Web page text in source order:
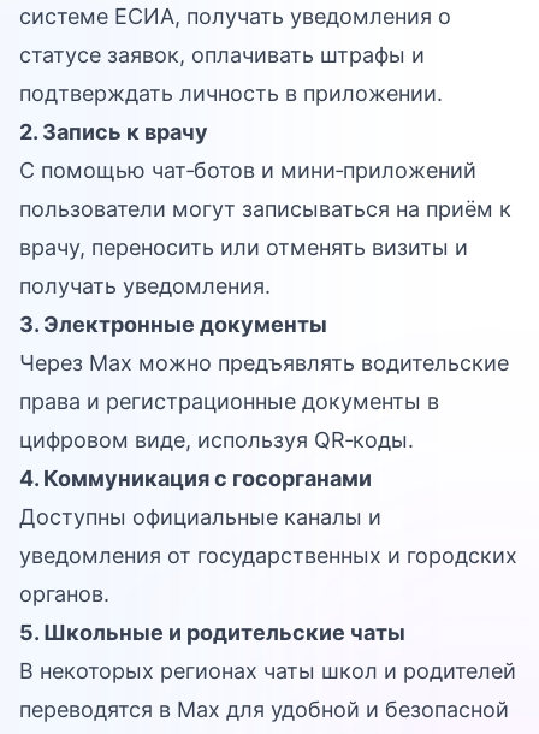
системе ЕСИА, получать уведомления о
статусе заявок, оплачивать штрафы и
подтверждать личность в приложении.
2. Запись к врачу
С помощью чат‑ботов и мини‑приложений
пользователи могут записываться на приём к
врачу, переносить или отменять визиты и
получать уведомления.
3. Электронные документы
Через Max можно предъявлять водительские
права и регистрационные документы в
цифровом виде, используя QR‑коды.
4. Коммуникация с госорганами
Доступны официальные каналы и
уведомления от государственных и городских
органов.
5. Школьные и родительские чаты
В некоторых регионах чаты школ и родителей
переводятся в Max для удобной и безопасной